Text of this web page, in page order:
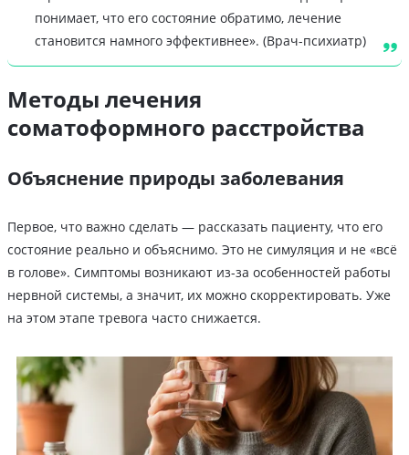
понимает, что его состояние обратимо, лечение
становится намного эффективнее». (Врач-психиатр)
Методы лечения
соматоформного расстройства
Объяснение природы заболевания
Первое, что важно сделать — рассказать пациенту, что его
состояние реально и объяснимо. Это не симуляция и не «всё
в голове». Симптомы возникают из-за особенностей работы
нервной системы, а значит, их можно скорректировать. Уже
на этом этапе тревога часто снижается.